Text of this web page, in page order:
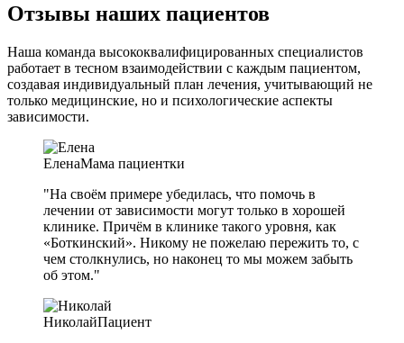
Отзывы наших пациентов
Наша команда высококвалифицированных специалистов
работает в тесном взаимодействии с каждым пациентом,
создавая индивидуальный план лечения, учитывающий не
только медицинские, но и психологические аспекты
зависимости.
ЕленаМама пациентки
"На своём примере убедилась, что помочь в
лечении от зависимости могут только в хорошей
клинике. Причём в клинике такого уровня, как
«Боткинский». Никому не пожелаю пережить то, с
чем столкнулись, но наконец то мы можем забыть
об этом."
НиколайПациент